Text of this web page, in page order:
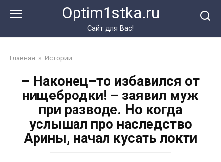
Optim1stka.ru
Сайт для Вас!
Главная » Истории
– Наконец–то избавился от
нищебродки! – заявил муж
при разводе. Но когда
услышал про наследство
Арины, начал кусать локти